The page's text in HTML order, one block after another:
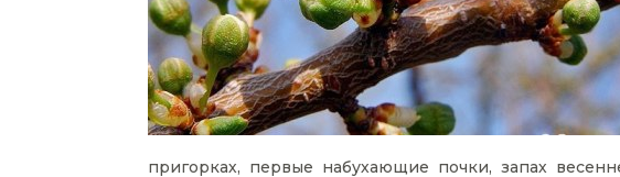
пригорках, первые набухающие почки, запах